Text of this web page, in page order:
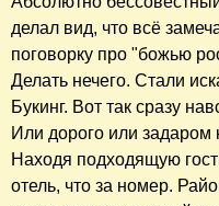
делал вид, что всё
поговорку про "божью
Делать нечего. Стали
Букинг. Вот так сразу
Или дорого или задаром
Находя подходящую
отель, что за номер.